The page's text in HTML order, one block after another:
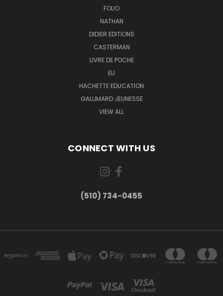
FOLIO
NATHAN
DIDIER EDITIONS
CASTERMAN
LIVRE DE POCHE
ELI
HACHETTE EDUCATION
GALLIMARD JEUNESSE
VIEW ALL
CONNECT WITH US
(510) 734-0455